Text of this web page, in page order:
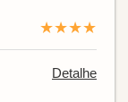
★★★★
Detalhe